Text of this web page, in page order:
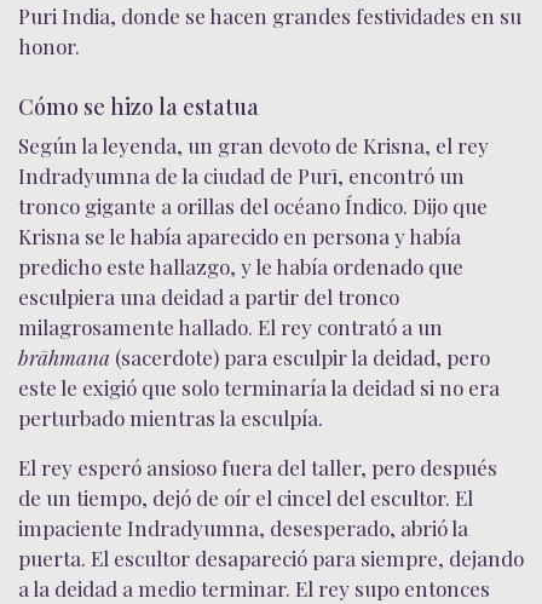
Puri India, donde se hacen grandes festividades en su
honor.
Cómo se hizo la estatua
Según la leyenda, un gran devoto de Krisna, el rey
Indradyumna de la ciudad de Purī, encontró un
tronco gigante a orillas del océano Índico. Dijo que
Krisna se le había aparecido en persona y había
predicho este hallazgo, y le había ordenado que
esculpiera una deidad a partir del tronco
milagrosamente hallado. El rey contrató a un
brāhmana (sacerdote) para esculpir la deidad, pero
este le exigió que solo terminaría la deidad si no era
perturbado mientras la esculpía.
El rey esperó ansioso fuera del taller, pero después
de un tiempo, dejó de oír el cincel del escultor. El
impaciente Indradyumna, desesperado, abrió la
puerta. El escultor desapareció para siempre, dejando
a la deidad a medio terminar. El rey supo entonces